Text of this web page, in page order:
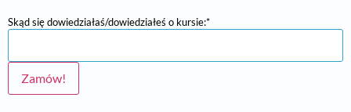
Skąd się dowiedziałaś/dowiedziałeś o kursie:*
Zamów!